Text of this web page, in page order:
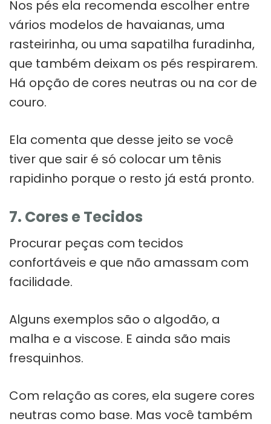
Nos pés ela recomenda escolher entre
vários modelos de havaianas, uma
rasteirinha, ou uma sapatilha furadinha,
que também deixam os pés respirarem.
Há opção de cores neutras ou na cor de
couro.
Ela comenta que desse jeito se você
tiver que sair é só colocar um tênis
rapidinho porque o resto já está pronto.
7. Cores e Tecidos
Procurar peças com tecidos
confortáveis e que não amassam com
facilidade.
Alguns exemplos são o algodão, a
malha e a viscose. E ainda são mais
fresquinhos.
Com relação as cores, ela sugere cores
neutras como base. Mas você também